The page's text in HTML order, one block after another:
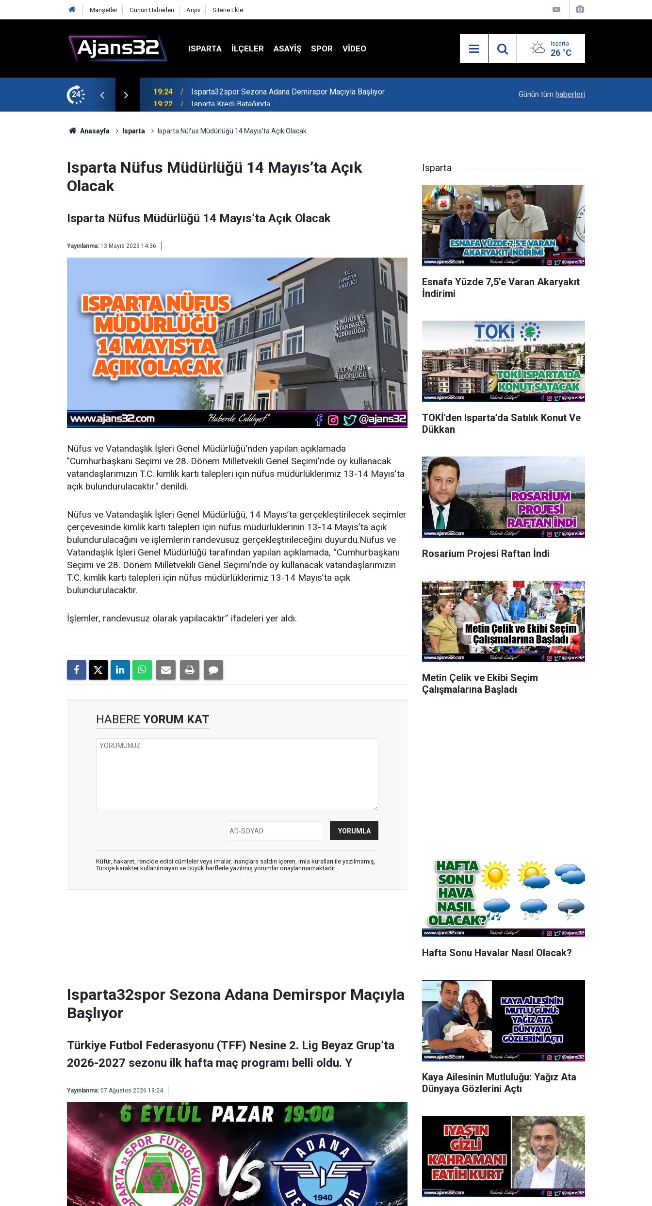
Manşetler Günün Haberleri Arşiv Sitene Ekle
ISPARTA İLÇELER ASAYİŞ SPOR VIDEO Isparta
26 °C
24
Maçıyla Başlıyor 19:22 Isparta Kredi Batağında Vali Erin: Bu İşin Kenarında Olanlara Bile Bu
Günün tüm haberleri
Anasayfa Isparta Isparta Nüfus Müdürlüğü 14 Mayıs’ta Açık Olacak
Isparta Nüfus Müdürlüğü 14 Mayıs’ta Açık
Olacak
Isparta Nüfus Müdürlüğü 14 Mayıs’ta Açık Olacak
Yayınlanma: 13 Mayıs 2023 14:36
Nüfus ve Vatandaşlık İşleri Genel Müdürlüğü'nden yapılan açıklamada
"Cumhurbaşkanı Seçimi ve 28. Dönem Milletvekili Genel Seçimi'nde oy kullanacak
vatandaşlarımızın T.C. kimlik kartı talepleri için nüfus müdürlüklerimiz 13-14 Mayıs’ta
açık bulundurulacaktır." denildi.
Nüfus ve Vatandaşlık İşleri Genel Müdürlüğü, 14 Mayıs’ta gerçekleştirilecek seçimler
çerçevesinde kimlik kartı talepleri için nüfus müdürlüklerinin 13-14 Mayıs’ta açık
bulundurulacağını ve işlemlerin randevusuz gerçekleştirileceğini duyurdu.Nüfus ve
Vatandaşlık İşleri Genel Müdürlüğü tarafından yapılan açıklamada, “Cumhurbaşkanı
Seçimi ve 28. Dönem Milletvekili Genel Seçimi'nde oy kullanacak vatandaşlarımızın
T.C. kimlik kartı talepleri için nüfus müdürlüklerimiz 13-14 Mayıs’ta açık
bulundurulacaktır.
İşlemler, randevusuz olarak yapılacaktır” ifadeleri yer aldı.
HABERE YORUM KAT
Küfür, hakaret, rencide edici cümleler veya imalar, inançlara saldırı içeren, imla kuralları ile yazılmamış,
Türkçe karakter kullanılmayan ve büyük harflerle yazılmış yorumlar onaylanmamaktadır.
Isparta32spor Sezona Adana Demirspor Maçıyla
Başlıyor
Türkiye Futbol Federasyonu (TFF) Nesine 2. Lig Beyaz Grup’ta
2026-2027 sezonu ilk hafta maç programı belli oldu. Y
Yayınlanma: 07 Ağustos 2026 19:24
Isparta
Esnafa Yüzde 7,5’e Varan Akaryakıt
İndirimi
TOKİ'den Isparta’da Satılık Konut Ve
Dükkan
Rosarium Projesi Raftan İndi
Metin Çelik ve Ekibi Seçim
Çalışmalarına Başladı
Hafta Sonu Havalar Nasıl Olacak?
Kaya Ailesinin Mutluluğu: Yağız Ata
Dünyaya Gözlerini Açtı